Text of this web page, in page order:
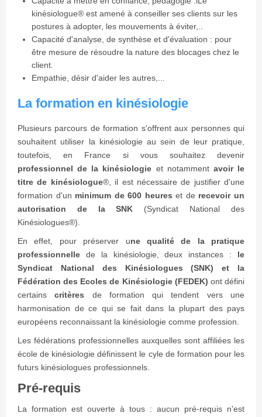
kinésiologue® est amené à conseiller ses clients sur les
postures à adopter, les mouvements à éviter,..
Capacité d'analyse, de synthèse et d'évaluation : pour
être mesure de résoudre la nature des blocages chez le
client.
Empathie, désir d'aider les autres,...
La formation en kinésiologie
Plusieurs parcours de formation s'offrent aux personnes qui
souhaitent utiliser la kinésiologie au sein de leur pratique,
toutefois, en France si vous souhaitez devenir
professionnel de la kinésiologie et notamment avoir le
titre de kinésiologue®, il est nécessaire de justifier d'une
formation d'un minimum de 600 heures et de recevoir un
autorisation de la SNK (Syndicat National des
Kinésiologues®).
En effet, pour préserver une qualité de la pratique
professionnelle de la kinésiologie, deux instances : le
Syndicat National des Kinésiologues (SNK) et la
Fédération des Ecoles de Kinésiologie (FEDEK) ont défini
certains critères de formation qui tendent vers une
harmonisation de ce qui se fait dans la plupart des pays
européens reconnaissant la kinésiologie comme profession.
Les fédérations professionnelles auxquelles sont affiliées les
école de kinésiologie définissent le cyle de formation pour les
futurs kinésiologues professionnels.
Pré-requis
La formation est ouverte à tous : aucun pré-requis n'est